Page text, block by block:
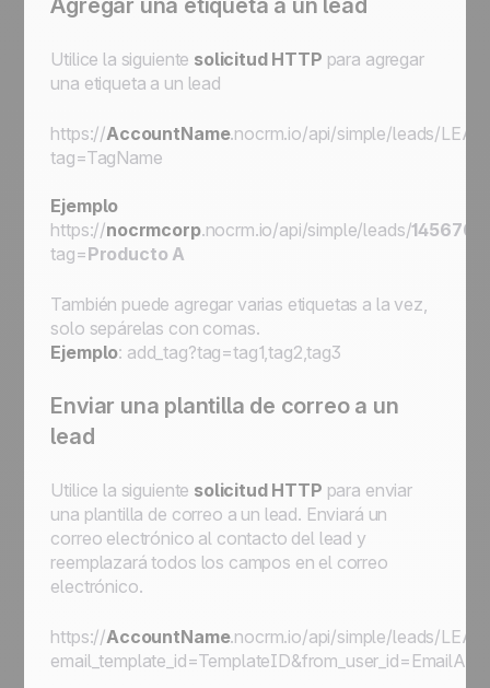
Agregar una etiqueta a un lead
Utilice la siguiente solicitud HTTP para agregar
una etiqueta a un lead
https://AccountName.nocrm.io/api/simple/leads/
tag=TagName
Ejemplo
https://nocrmcorp.nocrm.io/api/simple/leads/145676
tag=Producto A
También puede agregar varias etiquetas a la vez,
solo sepárelas con comas.
Ejemplo: add_tag?tag=tag1,tag2,tag3
Enviar una plantilla de correo a un
lead
Utilice la siguiente solicitud HTTP para enviar
una plantilla de correo a un lead. Enviará un
correo electrónico al contacto del lead y
reemplazará todos los campos en el correo
electrónico.
https://AccountName.nocrm.io/api/simple/leads/
email_template_id=TemplateID&from_user_id=